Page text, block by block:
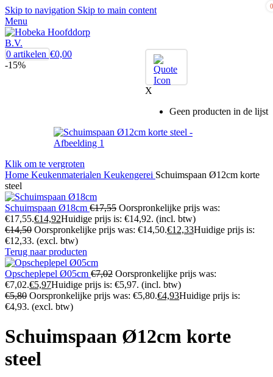
Skip to navigation Skip to main content
Menu
0
X
Geen producten in de lijst
0 artikelen €0,00
-15%
Klik om te vergroten
Home Keukenmaterialen Keukengerei Schuimspaan Ø12cm korte
steel
Schuimspaan Ø18cm €17,55 Oorspronkelijke prijs was:
€17,55.€14,92Huidige prijs is: €14,92. (incl. btw)
€14,50 Oorspronkelijke prijs was: €14,50.€12,33Huidige prijs is:
€12,33. (excl. btw)
Terug naar producten
Opscheplepel Ø05cm €7,02 Oorspronkelijke prijs was:
€7,02.€5,97Huidige prijs is: €5,97. (incl. btw)
€5,80 Oorspronkelijke prijs was: €5,80.€4,93Huidige prijs is:
€4,93. (excl. btw)
Schuimspaan Ø12cm korte
steel